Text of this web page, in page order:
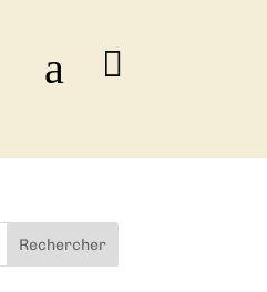
a
Rechercher